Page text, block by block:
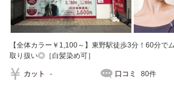
【全体カラー￥1,100～】東野駅徒歩3分！60分で
取り扱い◎［白髪染め可］
カット - 口コミ 80件